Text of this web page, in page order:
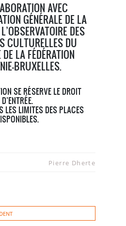
AVEC
GÉNÉRALE DE LA
DES
CULTURELLES DU
LA FÉDÉRATION
BRUXELLES.
SE RÉSERVE LE DROIT
D’ENTRÉE.
LES LIMITES DES PLACES
Pierre Dherte